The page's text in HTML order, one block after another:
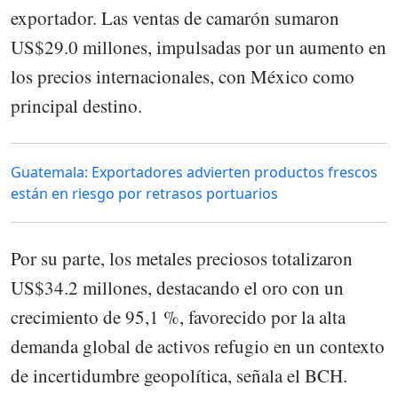
exportador. Las ventas de camarón sumaron
US$29.0 millones, impulsadas por un aumento en
los precios internacionales, con México como
principal destino.
Guatemala: Exportadores advierten productos frescos
están en riesgo por retrasos portuarios
Por su parte, los metales preciosos totalizaron
US$34.2 millones, destacando el oro con un
crecimiento de 95,1 %, favorecido por la alta
demanda global de activos refugio en un contexto
de incertidumbre geopolítica, señala el BCH.